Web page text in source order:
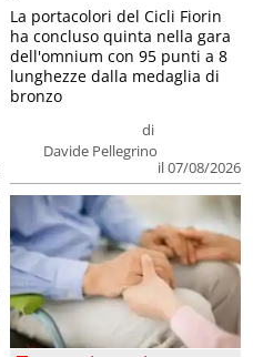
di
Davide Pellegrino
il 07/08/2026
La portacolori del Cicli Fiorin
ha concluso quinta nella gara
dell'omnium con 95 punti a 8
lunghezze dalla medaglia di
bronzo